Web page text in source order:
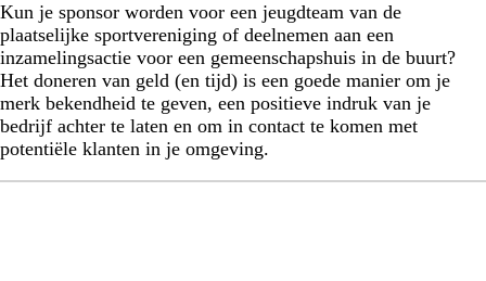
Kun je sponsor worden voor een jeugdteam van de
plaatselijke sportvereniging of deelnemen aan een
inzamelingsactie voor een gemeenschapshuis in de buurt?
Het doneren van geld (en tijd) is een goede manier om je
merk bekendheid te geven, een positieve indruk van je
bedrijf achter te laten en om in contact te komen met
potentiële klanten in je omgeving.